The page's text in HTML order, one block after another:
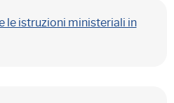
le istruzioni ministeriali in